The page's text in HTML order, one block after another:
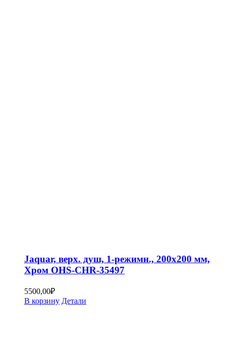
Jaquar, верх. душ, 1-режимн., 200х200 мм,
Хром OHS-CHR-35497
5500,00₽
В корзину Детали